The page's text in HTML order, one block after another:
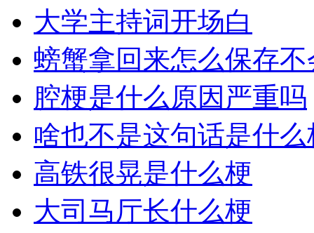
大学主持词开场白
螃蟹拿回来怎么保存不
腔梗是什么原因严重吗
啥也不是这句话是什么
高铁很晃是什么梗
大司马厅长什么梗